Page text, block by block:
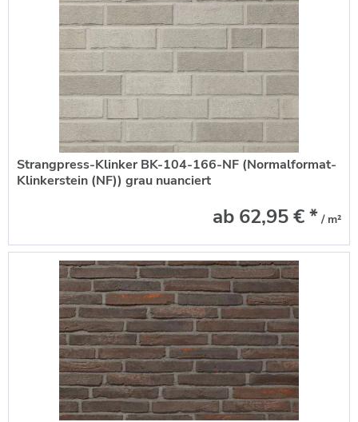
Strangpress-Klinker BK-104-166-NF (Normalformat-
Klinkerstein (NF)) grau nuanciert
ab 62,95 € * / m²